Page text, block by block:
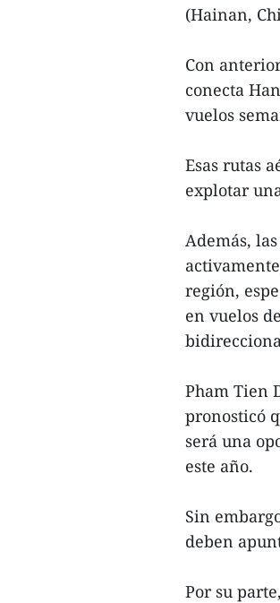
(Hainan,
Con
conecta
vuelos
Esas rutas
explotar
Además,
región,
en vuelos
Pham Tien
pronosticó
será una
este año.
Sin
deben
Por su